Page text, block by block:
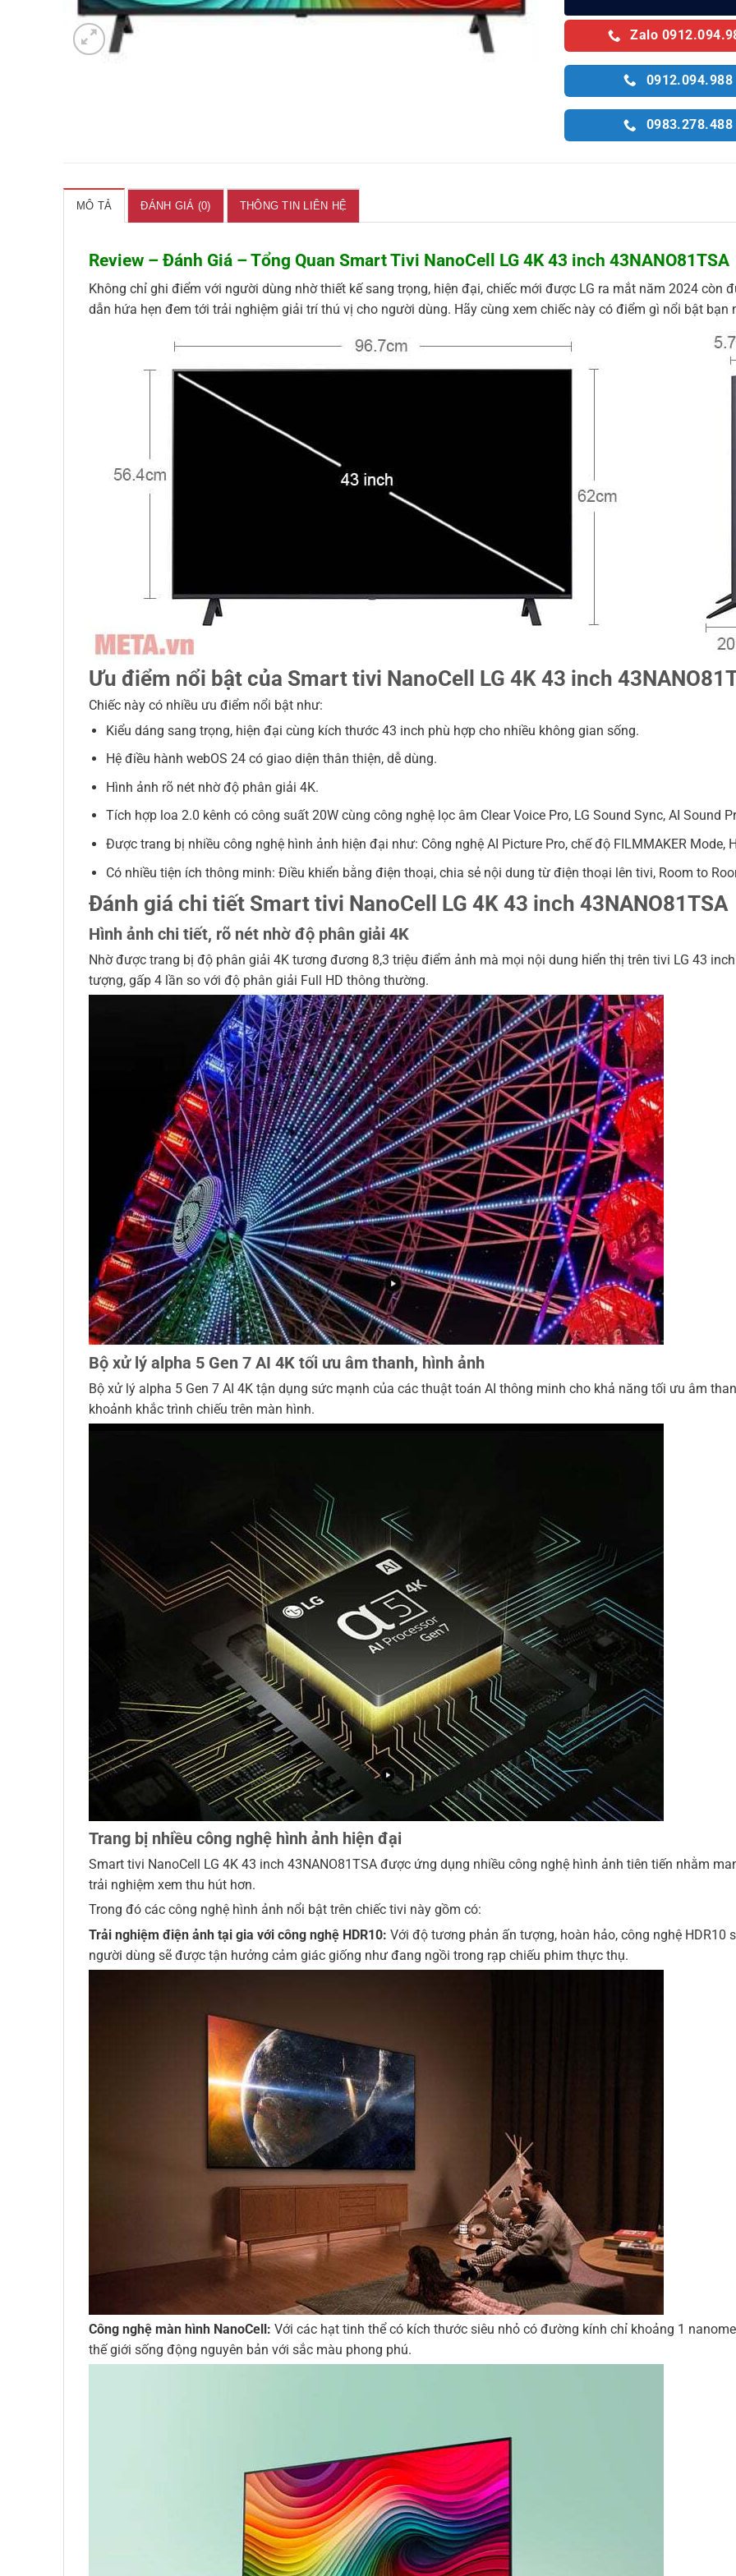
Zalo
0912.094.988
0983.278.488
MÔ TẢ ĐÁNH GIÁ (0) THÔNG TIN LIÊN HỆ
Review – Đánh Giá – Tổng Quan Smart Tivi NanoCell LG 4K 43 inch 43NANO81TSA
Không chỉ ghi điểm với người dùng nhờ thiết kế sang trọng, hiện đại, chiếc mới được LG ra mắt năm 2024 còn
dẫn hứa hẹn đem tới trải nghiệm giải trí thú vị cho người dùng. Hãy cùng xem chiếc này có điểm gì nổi bật bạn
Ưu điểm nổi bật của Smart tivi NanoCell LG 4K 43 inch
Chiếc này có nhiều ưu điểm nổi bật như:
Kiểu dáng sang trọng, hiện đại cùng kích thước 43 inch phù hợp cho nhiều không gian sống.
Hệ điều hành webOS 24 có giao diện thân thiện, dễ dùng.
Hình ảnh rõ nét nhờ độ phân giải 4K.
Tích hợp loa 2.0 kênh có công suất 20W cùng công nghệ lọc âm Clear Voice Pro, LG Sound Sync, AI Sound
Được trang bị nhiều công nghệ hình ảnh hiện đại như: Công nghệ AI Picture Pro, chế độ FILMMAKER Mode,
Có nhiều tiện ích thông minh: Điều khiển bằng điện thoại, chia sẻ nội dung từ điện thoại lên tivi, Room to
Đánh giá chi tiết Smart tivi NanoCell LG 4K 43 inch 43NANO81TSA
Hình ảnh chi tiết, rõ nét nhờ độ phân giải 4K
Nhờ được trang bị độ phân giải 4K tương đương 8,3 triệu điểm ảnh mà mọi nội dung hiển thị trên tivi LG 43
tượng, gấp 4 lần so với độ phân giải Full HD thông thường.
Bộ xử lý alpha 5 Gen 7 AI 4K tối ưu âm thanh, hình ảnh
Bộ xử lý alpha 5 Gen 7 AI 4K tận dụng sức mạnh của các thuật toán AI thông minh cho khả năng tối ưu âm
khoảnh khắc trình chiếu trên màn hình.
Trang bị nhiều công nghệ hình ảnh hiện đại
Smart tivi NanoCell LG 4K 43 inch 43NANO81TSA được ứng dụng nhiều công nghệ hình ảnh tiên tiến nhằm
trải nghiệm xem thu hút hơn.
Trong đó các công nghệ hình ảnh nổi bật trên chiếc tivi này gồm có:
Trải nghiệm điện ảnh tại gia với công nghệ HDR10: Với độ tương phản ấn tượng, hoàn hảo, công nghệ
người dùng sẽ được tận hưởng cảm giác giống như đang ngồi trong rạp chiếu phim thực thụ.
Công nghệ màn hình NanoCell: Với các hạt tinh thể có kích thước siêu nhỏ có đường kính chỉ khoảng 1
thế giới sống động nguyên bản với sắc màu phong phú.